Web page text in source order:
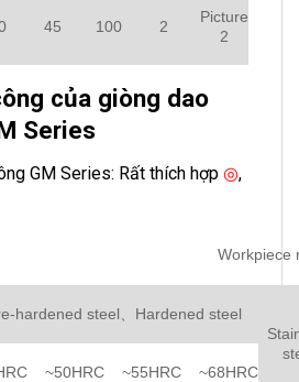
45 100 2
Picture
2
của giòng dao
Series
GM Series: Rất thích hợp ◎,
Workpiece
hardened steel、Hardened steel
~50HRC ~55HRC ~68HRC